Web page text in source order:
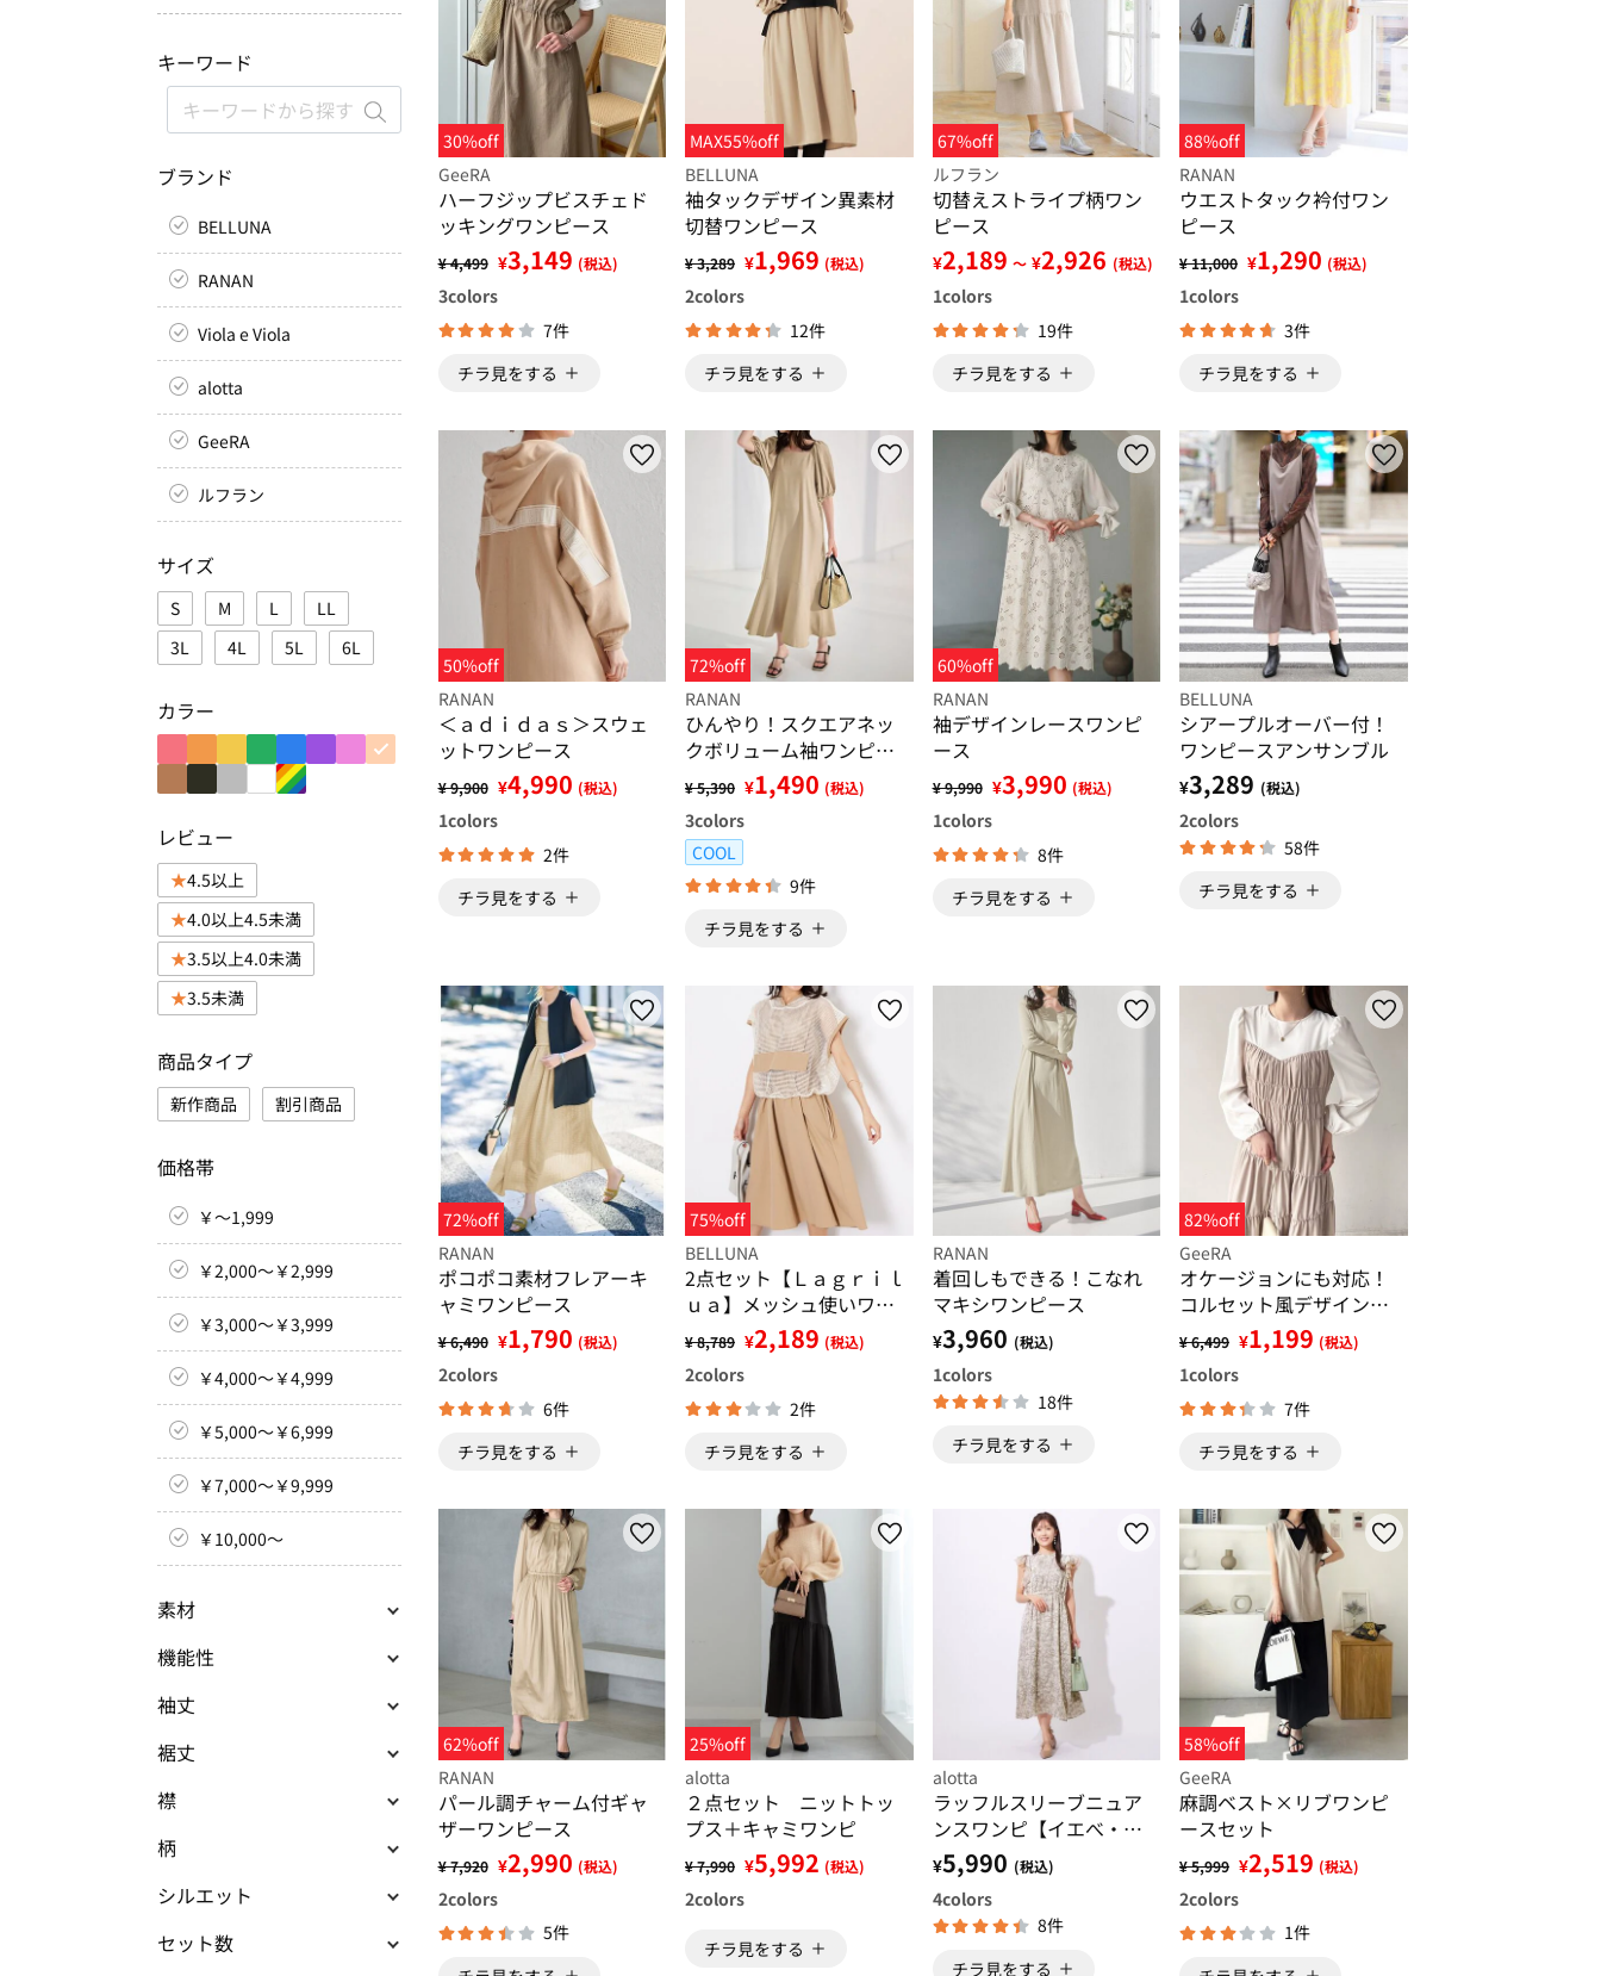
キーワード
ブランド
BELLUNA
RANAN
Viola e Viola
alotta
GeeRA
ルフラン
サイズ
S M L
LL
3L
4L 5L 6L
カラー
レビュー
4.5以上
4.0以上4.5未満
3.5以上4.0未満
3.5未満
商品タイプ
新作商品 割引商品
価格帯
￥～1,999
￥2,000～￥2,999
￥3,000～￥3,999
￥4,000～￥4,999
￥5,000～￥6,999
￥7,000～￥9,999
￥10,000～
素材
機能性
袖丈
裾丈
襟
柄
シルエット
セット数
30%off
GeeRA
ハーフジップビスチェド
ッキングワンピース
¥ 4,499 ¥3,149 (税込)
3colors
7件
チラ見をする
MAX55%off
BELLUNA
袖タックデザイン異素材
切替ワンピース
¥ 3,289 ¥1,969 (税込)
2colors
12件
チラ見をする
67%off
ルフラン
切替えストライプ柄ワン
ピース
¥2,189 ～ ¥2,926 (税込)
1colors
19件
チラ見をする
88%off
RANAN
ウエストタック衿付ワン
ピース
¥ 11,000 ¥1,290 (税込)
1colors
3件
チラ見をする
50%off
RANAN
＜ａｄｉｄａｓ＞スウェ
ットワンピース
¥ 9,900 ¥4,990 (税込)
1colors
2件
チラ見をする
72%off
RANAN
ひんやり！スクエアネッ
クボリューム袖ワンピー
¥ 5,390 ¥1,490 (税込)
3colors
COOL
9件
チラ見をする
60%off
RANAN
袖デザインレースワンピ
ース
¥ 9,990 ¥3,990 (税込)
1colors
8件
チラ見をする
BELLUNA
シアープルオーバー付！
ワンピースアンサンブル
¥3,289 (税込)
2colors
58件
チラ見をする
72%off
RANAN
ポコポコ素材フレアーキ
ャミワンピース
¥ 6,490 ¥1,790 (税込)
2colors
6件
チラ見をする
75%off
BELLUNA
2点セット【Ｌａｇｒｉｌ
ｕａ】メッシュ使いワン
ピースアンサンブル
¥ 8,789 ¥2,189 (税込)
2colors
2件
チラ見をする
RANAN
着回しもできる！こなれ
マキシワンピース
¥3,960 (税込)
1colors
18件
チラ見をする
82%off
GeeRA
オケージョンにも対応！
コルセット風デザインワ
ンピ
¥ 6,499 ¥1,199 (税込)
1colors
7件
チラ見をする
62%off
RANAN
パール調チャーム付ギャ
ザーワンピース
¥ 7,920 ¥2,990 (税込)
2colors
5件
25%off
alotta
２点セット ニットトッ
プス＋キャミワンピ
¥ 7,990 ¥5,992 (税込)
2colors
チラ見をする
alotta
ラッフルスリーブニュア
ンスワンピ【イエべ・ブ
ルべ】
¥5,990 (税込)
4colors
8件
チラ見をする
58%off
GeeRA
麻調ベスト×リブワンピ
ースセット
¥ 5,999 ¥2,519 (税込)
2colors
1件